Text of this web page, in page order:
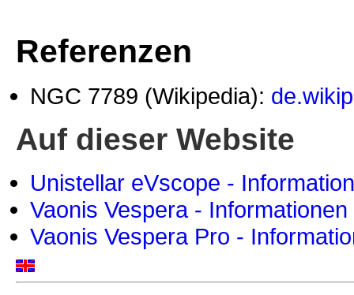
Referenzen
NGC 7789 (Wikipedia):
Auf dieser Website
Unistellar eVscope -
Vaonis Vespera - Informationen
Vaonis Vespera Pro -